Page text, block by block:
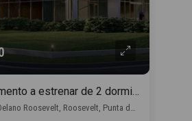
Venta apartamento a estrenar de 2 dormitorios, en Punta del Este con financiación propia
Avenida Franklin Delano Roosevelt, Roosevelt, Punta del Este